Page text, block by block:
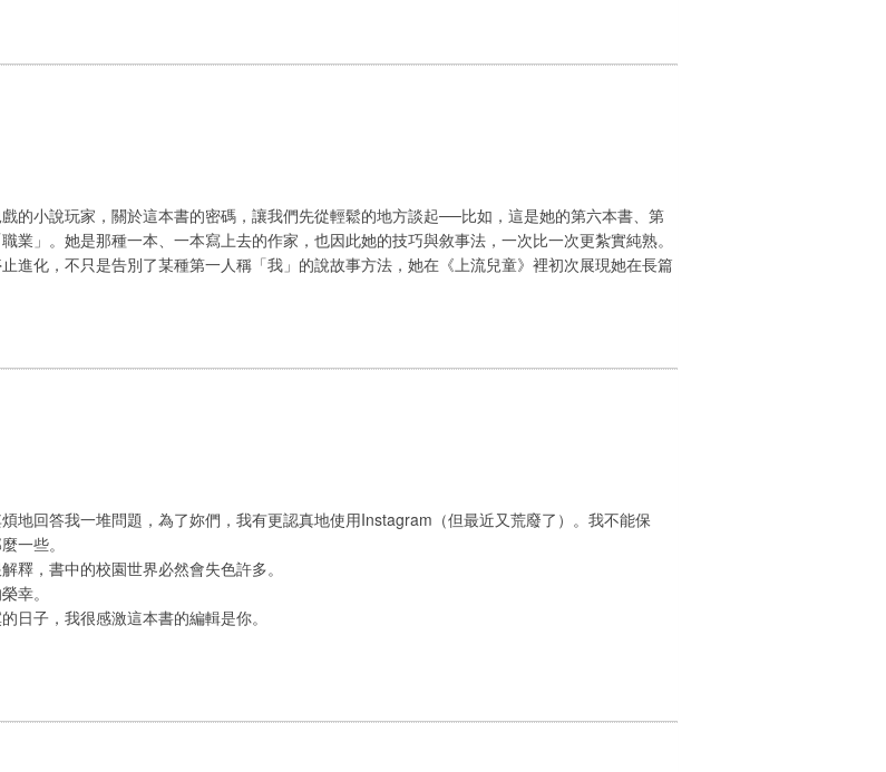
的小說玩家，關於這本書的密碼，讓我們先從輕鬆的地方談起──比如，這是她的第六本書、第
業」。她是那種一本、一本寫上去的作家，也因此她的技巧與敘事法，一次比一次更紮實純熟。
進化，不只是告別了某種第一人稱「我」的說故事方法，她在《上流兒童》裡初次展現她在長篇
地回答我一堆問題，為了妳們，我有更認真地使用Instagram（但最近又荒廢了）。我不能保
一些。
釋，書中的校園世界必然會失色許多。
幸。
日子，我很感激這本書的編輯是你。